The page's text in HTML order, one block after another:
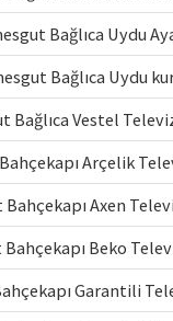
Bağlıca Uydu
Bağlıca Uydu
Bağlıca Vestel
Arçelik
Axen
Beko
Garantili